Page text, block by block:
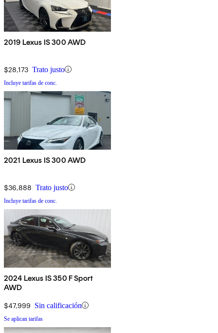
2019 Lexus IS 300 AWD
$28,173 Trato justo
Incluye tarifas de conc.
2021 Lexus IS 300 AWD
$36,888 Trato justo
Incluye tarifas de conc.
2024 Lexus IS 350 F Sport
AWD
$47,999 Sin calificación
Se aplican tarifas